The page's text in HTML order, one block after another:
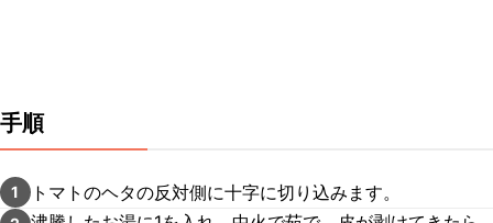
手順
1 トマトのヘタの反対側に十字に切り込みます。